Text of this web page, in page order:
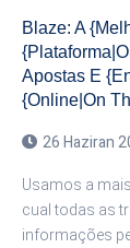
Blaze: A
Apostas E
{Online|On
26 Haziran
Usamos a
cual todas as
informações